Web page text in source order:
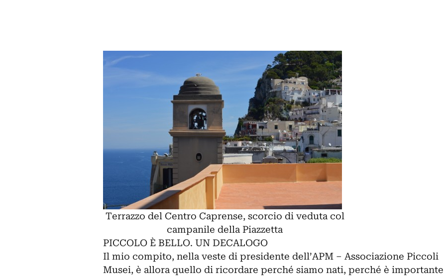
Terrazzo del Centro Caprense, scorcio di veduta col
campanile della Piazzetta
PICCOLO È BELLO. UN DECALOGO
Il mio compito, nella veste di presidente dell’APM – Associazione Piccoli
Musei, è allora quello di ricordare perché siamo nati, perché è importante